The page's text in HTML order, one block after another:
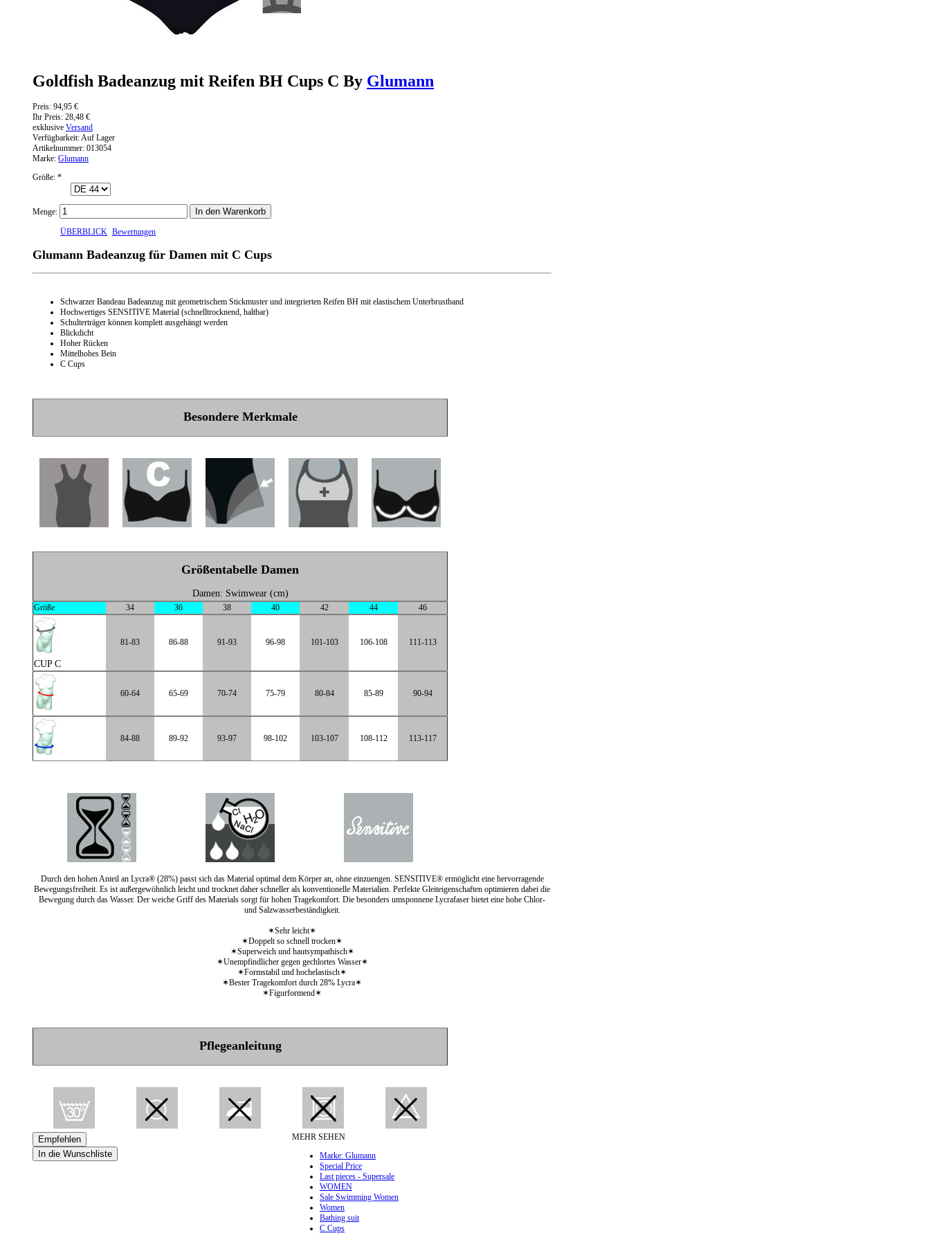
Goldfish Badeanzug mit Reifen BH Cups C By Glumann
Preis: 94,95 €
Ihr Preis: 28,48 €
exklusive Versand
Verfügbarkeit: Auf Lager
Artikelnummer: 013054
Marke: Glumann
Größe: *
Menge:
ÜBERBLICK Bewertungen
Glumann Badeanzug für Damen mit C Cups
Schwarzer Bandeau Badeanzug mit geometrischem Stickmuster und integrierten Reifen BH mit elastischem Unterbrustband
Hochwertiges SENSITIVE Material (schnelltrocknend, haltbar)
Schulterträger können komplett ausgehängt werden
Blickdicht
Hoher Rücken
Mittelhohes Bein
C Cups
Besondere Merkmale
Größentabelle Damen
Damen: Swimwear (cm)
Größe 34 36 38 40 42 44 46
CUP C
81-83 86-88 91-93 96-98 101-103 106-108 111-113
60-64 65-69 70-74 75-79 80-84 85-89 90-94
84-88 89-92 93-97 98-102 103-107 108-112 113-117
Durch den hohen Anteil an Lycra® (28%) passt sich das Material optimal dem Körper an, ohne einzuengen. SENSITIVE® ermöglicht eine hervorragende
Bewegungsfreiheit. Es ist außergewöhnlich leicht und trocknet daher schneller als konventionelle Materialien. Perfekte Gleiteigenschaften optimieren dabei die
Bewegung durch das Wasser. Der weiche Griff des Materials sorgt für hohen Tragekomfort. Die besonders umsponnene Lycrafaser bietet eine hohe Chlor-
und Salzwasserbeständigkeit.
✶Sehr leicht✶
✶Doppelt so schnell trocken✶
✶Superweich und hautsympathisch✶
✶Unempfindlicher gegen gechlortes Wasser✶
✶Formstabil und hochelastisch✶
✶Bester Tragekomfort durch 28% Lycra✶
✶Figurformend✶
Pflegeanleitung
MEHR SEHEN
Marke: Glumann
Special Price
Last pieces - Supersale
WOMEN
Sale Swimming Women
Women
Bathing suit
C Cups